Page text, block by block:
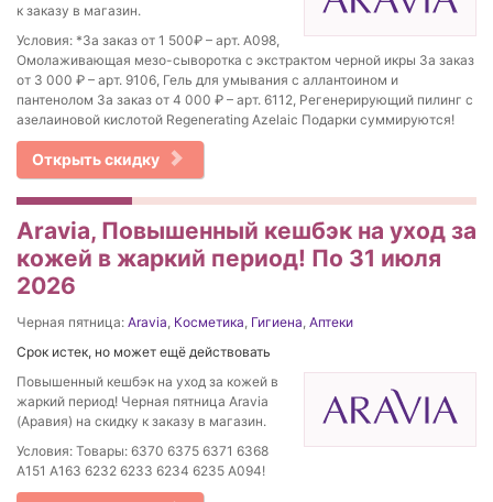
к заказу в магазин.
Условия: *За заказ от 1 500₽ – арт. А098,
Омолаживающая мезо-сыворотка с экстрактом черной икры За заказ
от 3 000 ₽ – арт. 9106, Гель для умывания с аллантоином и
пантенолом За заказ от 4 000 ₽ – арт. 6112, Регенерирующий пилинг с
азелаиновой кислотой Regenerating Azelaic Подарки суммируются!
Открыть скидку
Aravia, Повышенный кешбэк на уход за
кожей в жаркий период! По 31 июля
2026
Черная пятница: Aravia Косметика Гигиена Аптеки
Срок истек, но может ещё действовать
Повышенный кешбэк на уход за кожей в
жаркий период! Черная пятница Aravia
(Аравия) на скидку к заказу в магазин.
Условия: Товары: 6370 6375 6371 6368
А151 А163 6232 6233 6234 6235 А094!